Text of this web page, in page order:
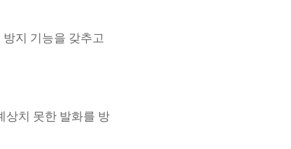
지 기능을 갖추고
상치 못한 발화를 방